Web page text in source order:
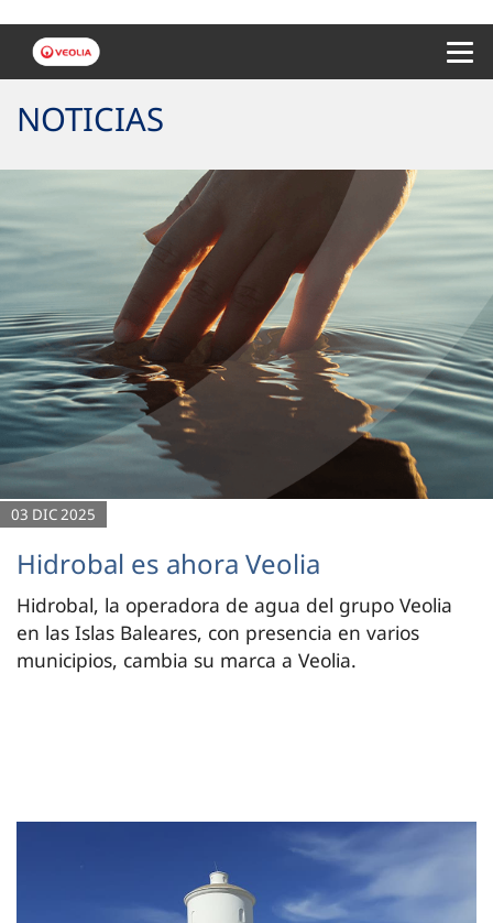
NOTICIAS
03 DIC 2025
Hidrobal es ahora Veolia
Hidrobal, la operadora de agua del grupo Veolia
en las Islas Baleares, con presencia en varios
municipios, cambia su marca a Veolia.